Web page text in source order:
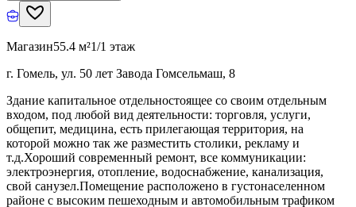
Магазин55.4 м²1/1 этаж
г. Гомель, ул. 50 лет Завода Гомсельмаш, 8
Здание капитальное отдельностоящее со своим отдельным
входом, под любой вид деятельности: торговля, услуги,
общепит, медицина, есть прилегающая территория, на
которой можно так же разместить столики, рекламу и
т.д.Хороший современный ремонт, все коммуникации:
электроэнергия, отопление, водоснабжение, канализация,
свой санузел.Помещение расположено в густонаселенном
районе с высоким пешеходным и автомобильным трафиком